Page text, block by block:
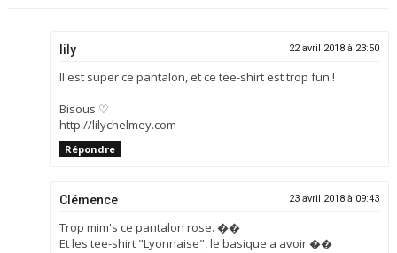
lily 22 avril 2018 à 23:50
Il est super ce pantalon, et ce tee-shirt est trop fun !
Bisous ♡
http://lilychelmey.com
Répondre
Clémence 23 avril 2018 à 09:43
Trop mim's ce pantalon rose. ��
Et les tee-shirt "Lyonnaise", le basique a avoir ��